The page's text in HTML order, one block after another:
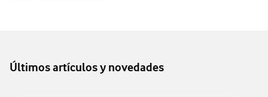
Últimos artículos y novedades